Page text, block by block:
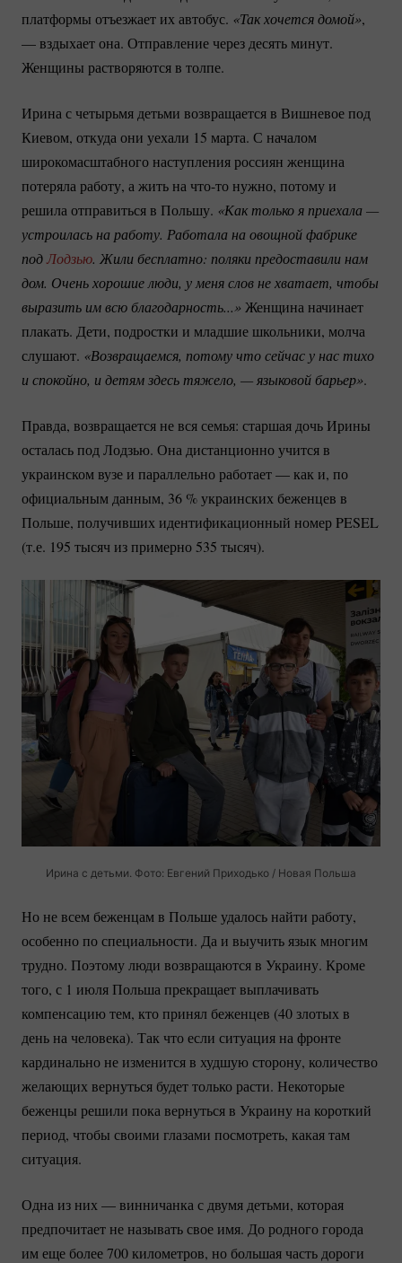
платформы отъезжает их автобус. «Так хочется домой»,
— вздыхает она. Отправление через десять минут.
Женщины растворяются в толпе.
Ирина с четырьмя детьми возвращается в Вишневое под
Киевом, откуда они уехали 15 марта. С началом
широкомасштабного наступления россиян женщина
потеряла работу, а жить на что-тонужно, потому и
решила отправиться в Польшу. «Как только я приехала —
устроилась на работу. Работала на овощной фабрике
под Лодзью. Жили бесплатно: поляки предоставили нам
дом. Очень хорошие люди, у меня слов не хватает, чтобы
выразить им всю благодарность...» Женщина начинает
плакать. Дети, подростки и младшие школьники, молча
слушают. «Возвращаемся, потому что сейчас у нас тихо
и спокойно, и детям здесь тяжело, — языковой барьер».
Правда, возвращается не вся семья: старшая дочь Ирины
осталась под Лодзью. Она дистанционно учится в
украинском вузе и параллельно работает — как и, по
официальным данным, 36 %украинских беженцев в
Польше, получивших идентификационный номер PESEL
(т.е. 195 тысяч из примерно 535 тысяч).
Ирина с детьми. Фото: Евгений Приходько / Новая Польша
Но не всем беженцам в Польше удалось найти работу,
особенно по специальности. Да и выучить язык многим
трудно. Поэтому люди возвращаются в Украину. Кроме
того, с 1 июля Польша прекращает выплачивать
компенсацию тем, кто принял беженцев (40 злотых в
день на человека). Так что если ситуация на фронте
кардинально не изменится в худшую сторону, количество
желающих вернуться будет только расти. Некоторые
беженцы решили пока вернуться в Украину на короткий
период, чтобы своими глазами посмотреть, какая там
ситуация.
Одна из них — винничанка с двумя детьми, которая
предпочитает не называть свое имя. До родного города
им еще более 700 километров, но большая часть дороги